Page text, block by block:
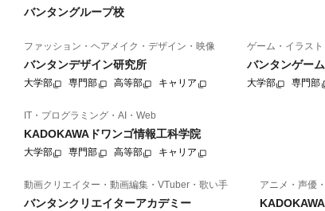
バンタングループ校
ファッション・ヘアメイク・デザイン・映像
バンタンデザイン研究所
大学部 専門部 高等部 キャリア
ゲーム・イラス
バンタンゲー
大学部 専門部
IT・プログラミング・AI・Web
KADOKAWAドワンゴ情報工科学院
大学部 専門部 高等部 キャリア
動画クリエイター・動画編集・VTuber・歌い手
バンタンクリエイターアカデミー
アニメ・声優